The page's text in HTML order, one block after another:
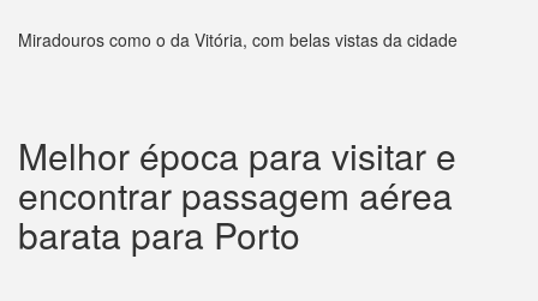
Miradouros como o da Vitória, com belas vistas da cidade
Melhor época para visitar e
encontrar passagem aérea
barata para Porto